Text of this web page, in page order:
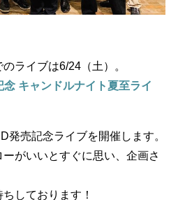
ライブは6/24（土）。
念 キャンドルナイト夏至ライ
発売記念ライブを開催します。
がいいとすぐに思い、企画さ
しております！